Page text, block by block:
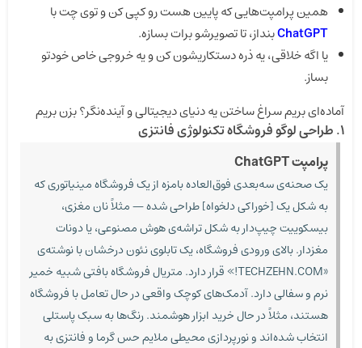
همین پرامپت‌هایی که پایین هست رو کپی کن و توی چت با
ChatGPTبنداز، تا تصویرشو برات بسازه.
یا اگه خلاقی، یه ذره دستکاریشون کن و یه خروجی خاص خودتو
بساز.
آماده‌ای بریم سراغ ساختن یه دنیای دیجیتالی و آینده‌نگر؟ بزن بریم
۱. طراحی لوگو فروشگاه تکنولوژی فانتزی
پرامپت ChatGPT
یک صحنه‌ی سه‌بعدی فوق‌العاده بامزه از یک فروشگاه مینیاتوری که
به شکل یک [خوراکی دلخواه] طراحی شده — مثلاً نان مغزی،
بیسکوییت چیپ‌دار به شکل تراشه‌ی هوش مصنوعی، یا دونات
مغزدار. بالای ورودی فروشگاه، یک تابلوی نئون درخشان با نوشته‌ی
«TECHZEHN.COM!» قرار دارد. متریال فروشگاه بافتی شبیه خمیر
نرم و سفالی دارد. آدمک‌های کوچک واقعی در حال تعامل با فروشگاه
هستند، مثلاً در حال خرید ابزار هوشمند. رنگ‌ها به سبک پاستلی
انتخاب شده‌اند و نورپردازی محیطی ملایم حس گرما و فانتزی به